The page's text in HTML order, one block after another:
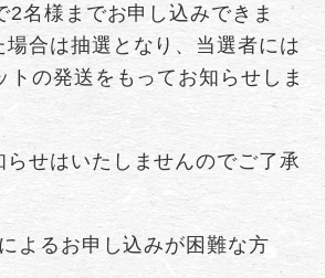
2名様までお申し込みできま
合は抽選となり、当選者には
トの発送をもってお知らせしま
せはいたしませんのでご了承
よるお申し込みが困難な方